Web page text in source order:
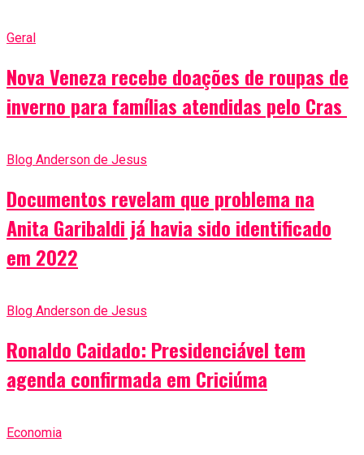
Geral
Nova Veneza recebe doações de roupas de
inverno para famílias atendidas pelo Cras
Blog Anderson de Jesus
Documentos revelam que problema na
Anita Garibaldi já havia sido identificado
em 2022
Blog Anderson de Jesus
Ronaldo Caidado: Presidenciável tem
agenda confirmada em Criciúma
Economia